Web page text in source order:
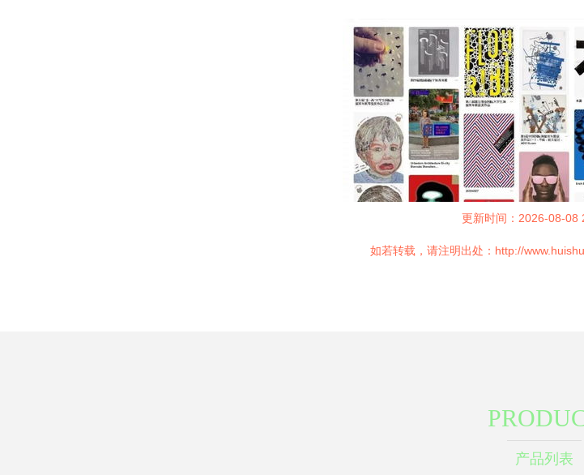
更新时间：2026-08-08
如若转载，请注明出处：http://
产品列表